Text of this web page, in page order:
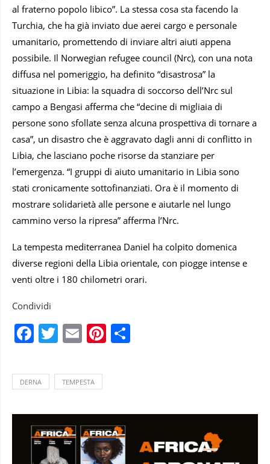
al fraterno popolo libico”. La stessa cosa sta facendo la
Turchia, che ha già inviato due aerei cargo e personale
umanitario, promettendo di inviare altri aiuti appena
possibile. Il Norwegian refugee council (Nrc), con una nota
diffusa nel pomeriggio, ha definito “disastrosa” la
situazione in Libia: la squadra di soccorso dell’Nrc sul
campo a Bengasi afferma che “decine di migliaia di
persone sono sfollate senza alcuna prospettiva di tornare a
casa”, un disastro che è aggravato dagli anni di conflitto in
Libia, che lasciano poche risorse da stanziare per
l’emergenza. “I gruppi di aiuto umanitario in Libia sono
stati cronicamente sottofinanziati. Ora è il momento di
mostrare solidarietà alle persone e aiutarle nel lungo
cammino verso la ripresa” afferma l’Nrc.
La tempesta mediterranea Daniel ha colpito domenica
diverse regioni della Libia orientale, con piogge intense e
venti oltre i 180 chilometri orari.
Condividi
Facebook
Twitter
EmailPinterest
DERNA TEMPESTA